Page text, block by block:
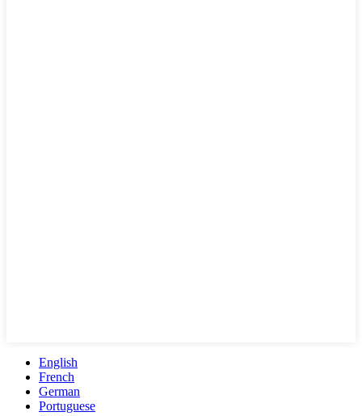
English
French
German
Portuguese